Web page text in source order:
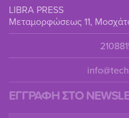
LIBRA PRESS
Μεταμορφώσεως 11,
ΕΓΓΡΑΦΗ ΣΤΟ